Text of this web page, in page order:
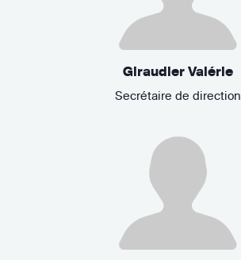
Giraudier Valérie
Secrétaire de direction